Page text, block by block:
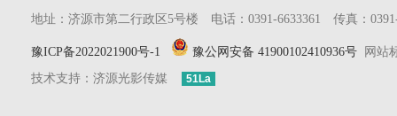
地址：济源市第二行政区5号楼 电话：0391-6633361 传真：
豫ICP备2022021900号-1 豫公网安备 41900102410936号 网站
技术支持：济源光影传媒
51La